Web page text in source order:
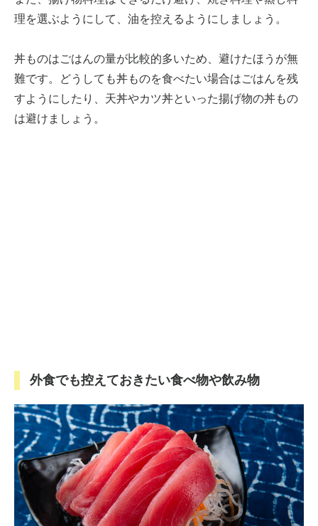
理を選ぶようにして、油を控えるようにしましょう。
丼ものはごはんの量が比較的多いため、避けたほうが無
難です。どうしても丼ものを食べたい場合はごはんを残
すようにしたり、天丼やカツ丼といった揚げ物の丼もの
は避けましょう。
外食でも控えておきたい食べ物や飲み物